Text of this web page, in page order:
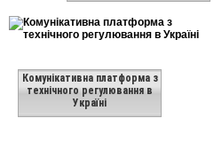
Комунікативна платформа з
технічного регулювання в
Україні